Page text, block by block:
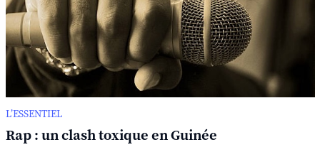
L’ESSENTIEL
Rap : un clash toxique en Guinée